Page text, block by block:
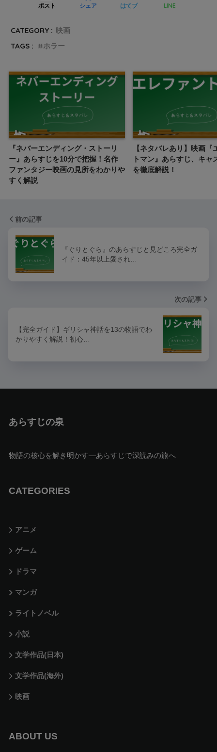
ポスト シェア はてブ LINE
CATEGORY : 映画
TAGS :
ホラー
『ネバーエンディング・ストーリ
ー』あらすじを10分で把握！名作
ファンタジー映画の見所をわかりや
すく解説
【ネタバレあり】映画『
トマン』あらすじ、キャ
を徹底解説！
前の記事
『ぐりとぐら』のあらすじと見どころ完全ガ
イド：45年以上愛され…
次の記事
【完全ガイド】ギリシャ神話を13の物語でわ
かりやすく解説！初心…
あらすじの泉
物語の核心を解き明かす—あらすじで深読みの旅へ
CATEGORIES
アニメ
ゲーム
ドラマ
マンガ
ライトノベル
小説
文学作品(日本)
文学作品(海外)
映画
ABOUT US